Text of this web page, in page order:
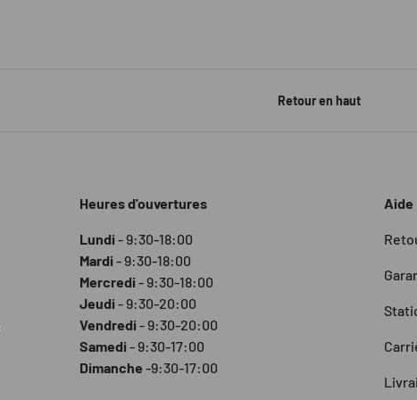
Retour en haut
Heures d'ouvertures
Lundi - 9:30-18:00
Mardi - 9:30-18:00
Mercredi - 9:30-18:00
Jeudi - 9:30-20:00
Vendredi - 9:30-20:00
Samedi- 9:30-17:00
Dimanche -9:30-17:00
Aide